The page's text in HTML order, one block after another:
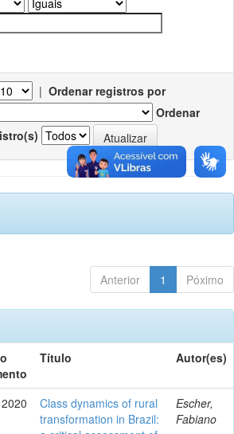
| Ordenar registros por
Ordenar
Anterior 1 Póximo
Título Autor(es)
2020
Class dynamics of rural
transformation in Brazil:
Escher,
Fabiano